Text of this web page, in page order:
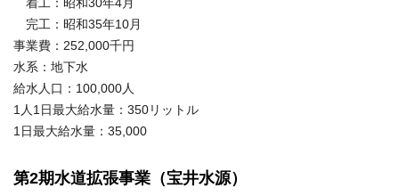
着工：昭和30年4月
完工：昭和35年10月
事業費：252,000千円
水系：地下水
給水人口：100,000人
1人1日最大給水量：350リットル
1日最大給水量：35,000
第2期水道拡張事業（宝井水源）